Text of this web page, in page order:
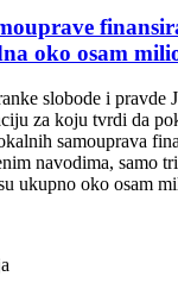
oko osam
slobode i pravde
za koju tvrdi da
samouprava
navodima, samo
ukupno oko osam